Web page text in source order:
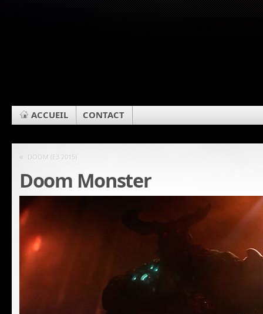
ACCUEIL CONTACT
« DOOM (E3 2015)
Doom Monster